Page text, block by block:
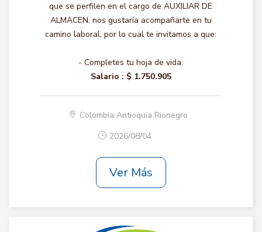
que se perfilen en el cargo de AUXILIAR DE
ALMACEN, nos gustaría acompañarte en tu
camino laboral, por lo cual te invitamos a que:
- Completes tu hoja de vida.
Salario : $ 1.750.905
Colombia Antioquia Rionegro
2026/08/04
Ver Más